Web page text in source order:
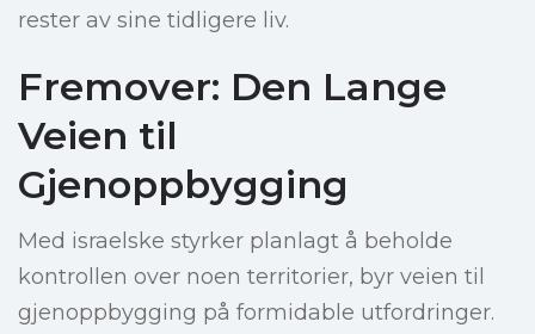
rester av sine tidligere liv.
Fremover: Den Lange
Veien til
Gjenoppbygging
Med israelske styrker planlagt å beholde
kontrollen over noen territorier, byr veien til
gjenoppbygging på formidable utfordringer.